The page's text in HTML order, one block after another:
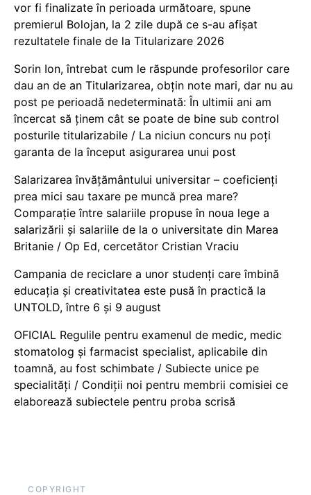
vor fi finalizate în perioada următoare, spune
premierul Bolojan, la 2 zile după ce s-au afișat
rezultatele finale de la Titularizare 2026
Sorin Ion, întrebat cum le răspunde profesorilor care
dau an de an Titularizarea, obțin note mari, dar nu au
post pe perioadă nedeterminată: În ultimii ani am
încercat să ținem cât se poate de bine sub control
posturile titularizabile / La niciun concurs nu poți
garanta de la început asigurarea unui post
Salarizarea învățământului universitar – coeficienți
prea mici sau taxare pe muncă prea mare?
Comparație între salariile propuse în noua lege a
salarizării și salariile de la o universitate din Marea
Britanie / Op Ed, cercetător Cristian Vraciu
Campania de reciclare a unor studenți care îmbină
educația și creativitatea este pusă în practică la
UNTOLD, între 6 și 9 august
OFICIAL Regulile pentru examenul de medic, medic
stomatolog și farmacist specialist, aplicabile din
toamnă, au fost schimbate / Subiecte unice pe
specialități / Condiții noi pentru membrii comisiei ce
elaborează subiectele pentru proba scrisă
COPYRIGHT